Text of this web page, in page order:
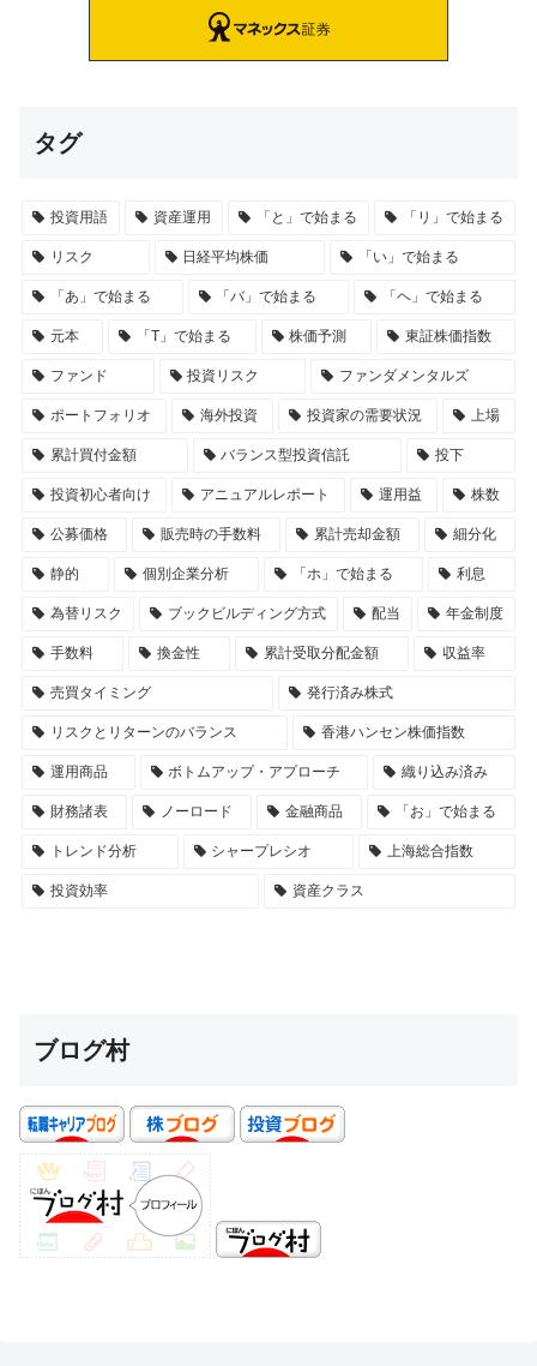
タグ
投資用語 資産運用 「と」で始まる 「リ」で始まる
リスク 日経平均株価 「い」で始まる
「あ」で始まる 「バ」で始まる 「ヘ」で始まる
元本 「T」で始まる 株価予測 東証株価指数
ファンド 投資リスク ファンダメンタルズ
ポートフォリオ 海外投資 投資家の需要状況 上場
累計買付金額 バランス型投資信託 投下
投資初心者向け アニュアルレポート 運用益 株数
公募価格 販売時の手数料 累計売却金額 細分化
静的 個別企業分析 「ホ」で始まる 利息
為替リスク ブックビルディング方式 配当 年金制度
手数料 換金性 累計受取分配金額 収益率
売買タイミング 発行済み株式
リスクとリターンのバランス 香港ハンセン株価指数
運用商品 ボトムアップ・アプローチ 織り込み済み
財務諸表 ノーロード 金融商品 「お」で始まる
トレンド分析 シャープレシオ 上海総合指数
投資効率 資産クラス
ブログ村